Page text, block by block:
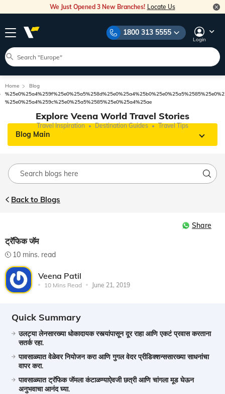
We Just Opened 3 New Branches! Locate Us
1800 313 5555
Login
Home
Blog
%25e0%25a4%259c%25e0%25a5%2585%25e0%25a4%25ae
Explore Veena World Travel Stories
Travel Inspiration Destination Guides Travel Tips
Blog Main
Back to Blogs
Share
ट्रॅफिक जॅम
10 mins. read
Veena Patil
10 Mins Read June 21, 2019
Quick Summary
उलट्या लेनसारख्या धोकादायक रस्त्यांपासून दूर राहा आणि एकटं प्रवास करताना
सतर्क रहा.
पावसाळ्यात वेळेवर नियोजन करा आणि गुगल वेदर प्रीडिक्शन्ससारख्या साधनांचा
वापर करा.
पावसाळ्यात ट्रॅफिक जॅमला कंटाळण्याऐवजी छत्री आणि चांगला मूड घेऊन
अनुभवाचा आनंद घ्या.